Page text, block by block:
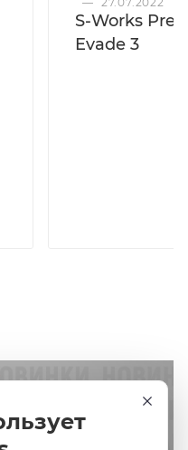
S-Works
Evade 3